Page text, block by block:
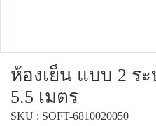
ห้องเย็น แบบ 2 ร
5.5 เมตร
SKU : SOFT-6810020050